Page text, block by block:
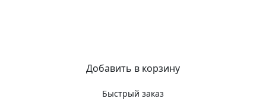
Добавить в корзину
Быстрый заказ